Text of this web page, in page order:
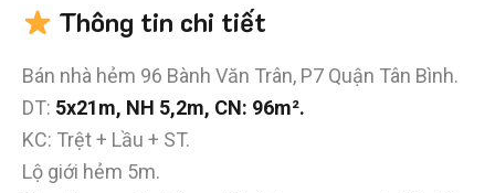
Thông tin chi tiết
Bán nhà hẻm 96 Bành Văn Trân, P7 Quận Tân Bình.
DT: 5x21m, NH 5,2m, CN: 96m².
KC: Trệt + Lầu + ST.
Lộ giới hẻm 5m.